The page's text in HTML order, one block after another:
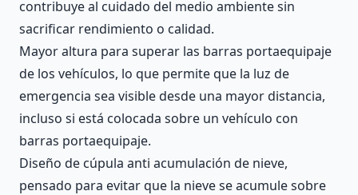
contribuye al cuidado del medio ambiente sin
sacrificar rendimiento o calidad.
Mayor altura para superar las barras portaequipaje
de los vehículos, lo que permite que la luz de
emergencia sea visible desde una mayor distancia,
incluso si está colocada sobre un vehículo con
barras portaequipaje.
Diseño de cúpula anti acumulación de nieve,
pensado para evitar que la nieve se acumule sobre